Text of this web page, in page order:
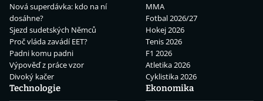
Nová superdávka: kdo na ní
dosáhne?
Sjezd sudetských Němců
Proč vláda zavádí EET?
Padni komu padni
Výpověď z práce vzor
Divoký kačer
MMA
Fotbal 2026/27
Hokej 2026
Tenis 2026
F1 2026
Atletika 2026
Cyklistika 2026
Technologie
Ekonomika